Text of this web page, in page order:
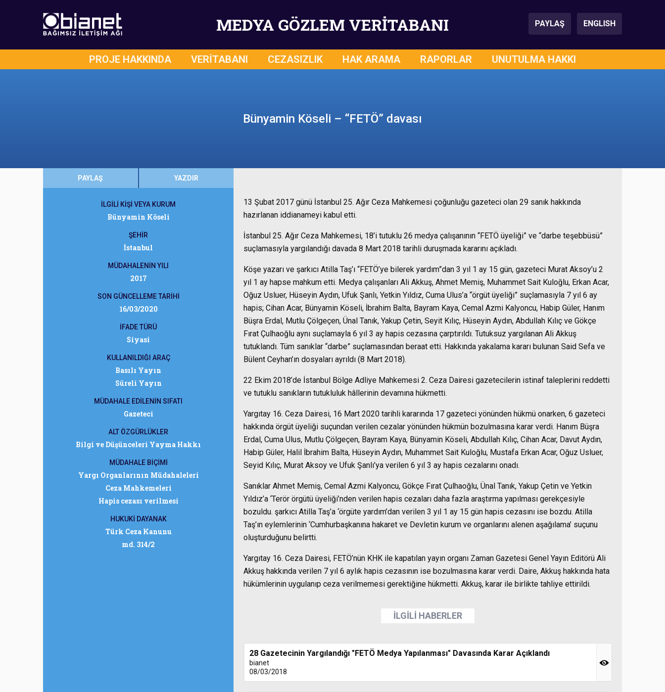
MEDYA GÖZLEM VERİTABANI PAYLAŞ ENGLISH
PROJE HAKKINDA VERİTABANI CEZASIZLIK HAK ARAMA RAPORLAR UNUTULMA HAKKI
Bünyamin Köseli – “FETÖ” davası
PAYLAŞ YAZDIR
İLGİLİ KİŞİ VEYA KURUM
Bünyamin Köseli
ŞEHİR
İstanbul
MÜDAHALENİN YILI
2017
SON GÜNCELLEME TARİHİ
16/03/2020
İFADE TÜRÜ
Siyasi
KULLANILDIĞI ARAÇ
Basılı Yayın
Süreli Yayın
MÜDAHALE EDİLENİN SIFATI
Gazeteci
ALT ÖZGÜRLÜKLER
Bilgi ve Düşünceleri Yayma Hakkı
MÜDAHALE BİÇİMİ
Yargı Organlarının Müdahaleleri
Ceza Mahkemeleri
Hapis cezası verilmesi
HUKUKİ DAYANAK
Türk Ceza Kanunu
md. 314/2
13 Şubat 2017 günü İstanbul 25. Ağır Ceza Mahkemesi çoğunluğu gazeteci olan 29 sanık hakkında
hazırlanan iddianameyi kabul etti.
İstanbul 25. Ağır Ceza Mahkemesi, 18’i tutuklu 26 medya çalışanının “FETÖ üyeliği” ve “darbe teşebbüsü”
suçlamasıyla yargılandığı davada 8 Mart 2018 tarihli duruşmada kararını açıkladı.
Köşe yazarı ve şarkıcı Atilla Taş’ı “FETÖ’ye bilerek yardım”dan 3 yıl 1 ay 15 gün, gazeteci Murat Aksoy’u 2
yıl 1 ay hapse mahkum etti. Medya çalışanları Ali Akkuş, Ahmet Memiş, Muhammet Sait Kuloğlu, Erkan Acar,
Oğuz Usluer, Hüseyin Aydın, Ufuk Şanlı, Yetkin Yıldız, Cuma Ulus’a “örgüt üyeliği” suçlamasıyla 7 yıl 6 ay
hapis; Cihan Acar, Bünyamin Köseli, İbrahim Balta, Bayram Kaya, Cemal Azmi Kalyoncu, Habip Güler, Hanım
Büşra Erdal, Mutlu Çölgeçen, Ünal Tanık, Yakup Çetin, Seyit Kılıç, Hüseyin Aydın, Abdullah Kılıç ve Gökçe
Fırat Çulhaoğlu aynı suçlamayla 6 yıl 3 ay hapis cezasına çarptırıldı. Tutuksuz yargılanan Ali Akkuş
tutuklandı. Tüm sanıklar “darbe” suçlamasından beraat etti. Hakkında yakalama kararı bulunan Said Sefa ve
Bülent Ceyhan’ın dosyaları ayrıldı (8 Mart 2018).
22 Ekim 2018’de İstanbul Bölge Adliye Mahkemesi 2. Ceza Dairesi gazetecilerin istinaf taleplerini reddetti
ve tutuklu sanıkların tutukluluk hâllerinin devamına hükmetti.
Yargıtay 16. Ceza Dairesi, 16 Mart 2020 tarihli kararında 17 gazeteci yönünden hükmü onarken, 6 gazeteci
hakkında örgüt üyeliği suçundan verilen cezalar yönünden hükmün bozulmasına karar verdi. Hanım Büşra
Erdal, Cuma Ulus, Mutlu Çölgeçen, Bayram Kaya, Bünyamin Köseli, Abdullah Kılıç, Cihan Acar, Davut Aydın,
Habip Güler, Halil İbrahim Balta, Hüseyin Aydın, Muhammet Sait Kuloğlu, Mustafa Erkan Acar, Oğuz Usluer,
Seyid Kılıç, Murat Aksoy ve Ufuk Şanlı’ya verilen 6 yıl 3 ay hapis cezalarını onadı.
Sanıklar Ahmet Memiş, Cemal Azmi Kalyoncu, Gökçe Fırat Çulhaoğlu, Ünal Tanık, Yakup Çetin ve Yetkin
Yıldız’a ‘Terör örgütü üyeliği’nden verilen hapis cezaları daha fazla araştırma yapılması gerekçesiyle
bozuldu. şarkıcı Atilla Taş’a ‘örgüte yardım’dan verilen 3 yıl 1 ay 15 gün hapis cezasını ise bozdu. Atilla
Taş’ın eylemlerinin ‘Cumhurbaşkanına hakaret ve Devletin kurum ve organlarını alenen aşağılama’ suçunu
oluşturduğunu belirtti.
Yargıtay 16. Ceza Dairesi, FETÖ’nün KHK ile kapatılan yayın organı Zaman Gazetesi Genel Yayın Editörü Ali
Akkuş hakkında verilen 7 yıl 6 aylık hapis cezasının ise bozulmasına karar verdi. Daire, Akkuş hakkında hata
hükümlerinin uygulanıp ceza verilmemesi gerektiğine hükmetti. Akkuş, karar ile birlikte tahliye ettirildi.
İLGİLİ HABERLER
28 Gazetecinin Yargılandığı "FETÖ Medya Yapılanması" Davasında Karar Açıklandı
bianet
08/03/2018